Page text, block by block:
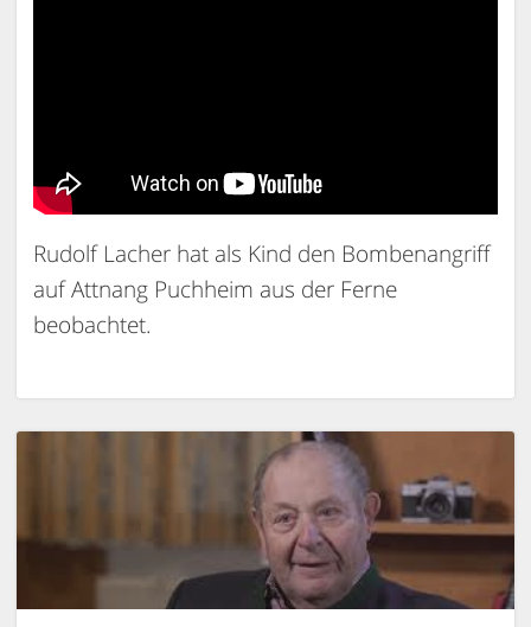
Rudolf Lacher hat als Kind den Bombenangriff
auf Attnang Puchheim aus der Ferne
beobachtet.